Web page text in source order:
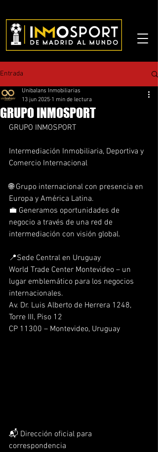
Entrada
GRUPO INMOSPORT
Unibalans Inmobiliarias
13 jun 2025 1 min de lectura
GRUPO INMOSPORT
Intermediación Inmobiliaria, Deportiva y
Comercio Internacional
🌐 Grupo internacional con presencia en
Europa y América Latina.
💼 Generamos oportunidades de
negocio a través de una red de
intermediación con visión global.
📍Sede Central en Uruguay
World Trade Center Montevideo – un
lugar emblemático para los negocios
internacionales.
Av. Dr. Luis Alberto de Herrera 1248,
Torre III, Piso 12
CP 11300 – Montevideo, Uruguay
📬 Dirección oficial para
correspondencia